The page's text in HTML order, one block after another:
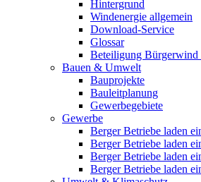
Hintergrund
Windenergie allgemein
Download-Service
Glossar
Beteiligung
Bauen & Umwelt
Bauprojekte
Bauleitplanung
Gewerbegebiete
Gewerbe
Berger Betriebe laden
Berger Betriebe laden
Berger Betriebe laden
Berger Betriebe laden